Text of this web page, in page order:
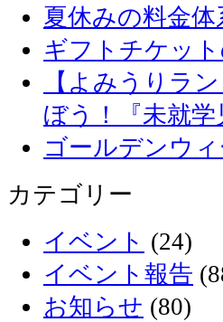
夏休みの料金
ギフトチケッ
【よみうりラ
ぼう！『未就
ゴールデンウ
カテゴリー
イベント (24)
イベント報告
お知らせ (80)